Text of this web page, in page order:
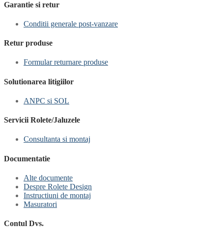
Garantie si retur
Conditii generale post-vanzare
Retur produse
Formular returnare produse
Solutionarea litigiilor
ANPC si SOL
Servicii Rolete/Jaluzele
Consultanta si montaj
Documentatie
Alte documente
Despre Rolete Design
Instructiuni de montaj
Masuratori
Contul Dvs.